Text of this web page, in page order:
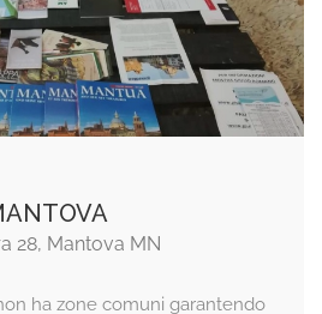
28, Mantova MN
ha zone comuni garantendo